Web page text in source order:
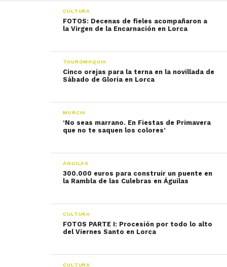
CULTURA
FOTOS: Decenas de fieles acompañaron a
la Virgen de la Encarnación en Lorca
TAUROMAQUIA
Cinco orejas para la terna en la novillada de
Sábado de Gloria en Lorca
MURCIA
‘No seas marrano. En Fiestas de Primavera
ÁGUILAS
300.000 euros para construir un puente en
la Rambla de las Culebras en Águilas
CULTURA
FOTOS PARTE I: Procesión por todo lo alto
del Viernes Santo en Lorca
CULTURA